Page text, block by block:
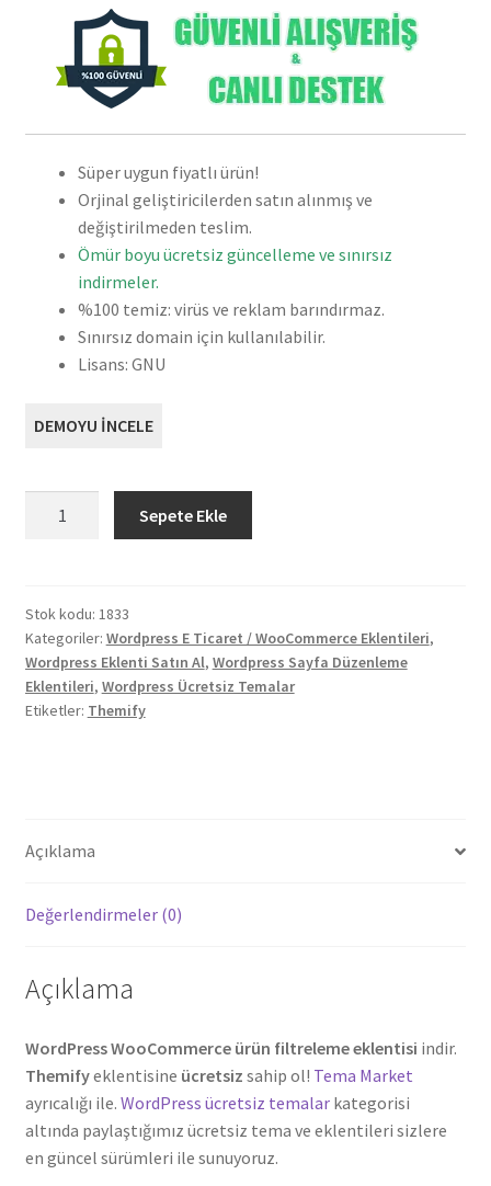
Süper uygun fiyatlı ürün!
Orjinal geliştiricilerden satın alınmış ve
değiştirilmeden teslim.
Ömür boyu ücretsiz güncelleme ve sınırsız
indirmeler.
%100 temiz: virüs ve reklam barındırmaz.
Sınırsız domain için kullanılabilir.
Lisans: GNU
DEMOYU İNCELE
Ücretsiz
İndir
adet
Sepete Ekle
Stok kodu: 1833
Kategoriler: Wordpress E Ticaret / WooCommerce Eklentileri,
Wordpress Eklenti Satın Al, Wordpress Sayfa Düzenleme
Eklentileri, Wordpress Ücretsiz Temalar
Etiketler: Themify
Açıklama
Değerlendirmeler (0)
Açıklama
WordPress WooCommerce ürün filtreleme eklentisi indir.
Themifyeklentisine ücretsiz sahip ol! Tema Market
ayrıcalığı ile. WordPress ücretsiz temalarkategorisi
altında paylaştığımız ücretsiz tema ve eklentileri sizlere
en güncel sürümleri ile sunuyoruz.